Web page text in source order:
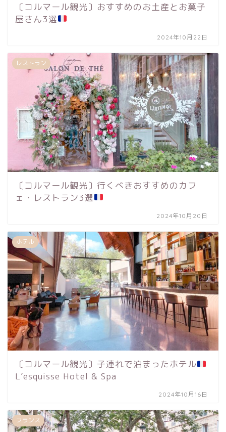
〔コルマール観光〕おすすめのお土産とお菓子
屋さん3選
2024年10月22日
レストラン
〔コルマール観光〕行くべきおすすめのカフ
ェ・レストラン3選
2024年10月20日
ホテル
〔コルマール観光〕子連れで泊まったホテル
L’esquisse Hotel & Spa
2024年10月16日
フランス